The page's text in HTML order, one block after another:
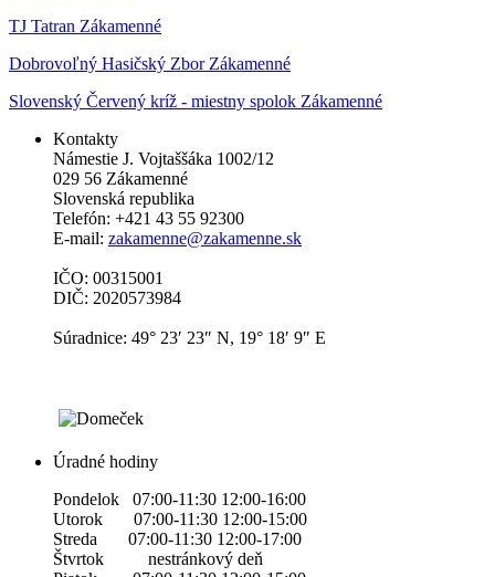
TJ Tatran Zákamenné
Dobrovoľný Hasičský Zbor Zákamenné
Slovenský Červený kríž - miestny spolok Zákamenné
Kontakty
Námestie J. Vojtaššáka 1002/12
029 56 Zákamenné
Slovenská republika
Telefón: +421 43 55 92300
E-mail: zakamenne@zakamenne.sk
IČO: 00315001
DIČ: 2020573984
Súradnice: 49° 23′ 23″ N, 19° 18′ 9″ E
Úradné hodiny
Pondelok 07:00-11:30 12:00-16:00
Utorok 07:00-11:30 12:00-15:00
Streda 07:00-11:30 12:00-17:00
Štvrtok nestránkový deň